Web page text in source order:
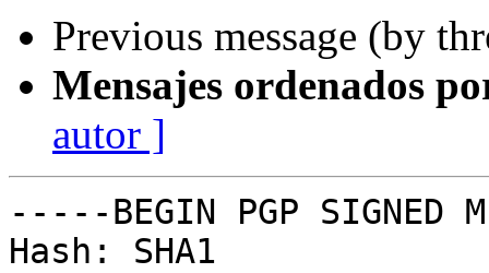
Previous message (by
Mensajes ordenados
autor ]
-----BEGIN PGP SIGNED
Hash: SHA1